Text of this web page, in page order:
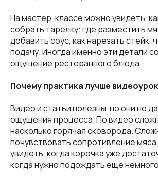
На мастер-классе можно увидеть,
собрать тарелку: где разместить
добавить соус, как нарезать стейк,
подачу. Иногда именно эти детали
ощущение ресторанного блюда.
Почему практика лучше
Видео и статьи полезны, но они не
ощущения процесса. По видео
насколько горячая сковорода.
почувствовать сопротивление
увидеть, когда корочка уже
когда нужно подождать ещё